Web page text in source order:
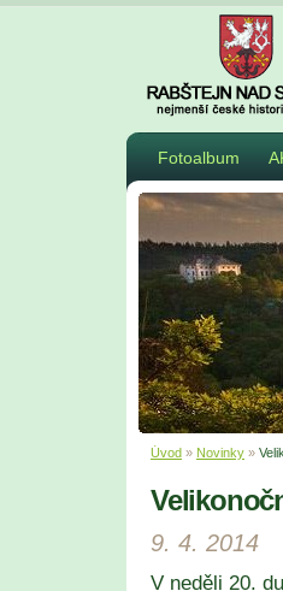
Fotoalbum
Úvod » Novinky »
9. 4. 2014
V neděli 20.